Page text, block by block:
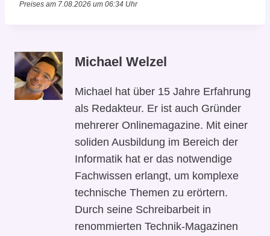
Preises am 7.08.2026 um 06:34 Uhr
Michael Welzel
Michael hat über 15 Jahre Erfahrung
als Redakteur. Er ist auch Gründer
mehrerer Onlinemagazine. Mit einer
soliden Ausbildung im Bereich der
Informatik hat er das notwendige
Fachwissen erlangt, um komplexe
technische Themen zu erörtern.
Durch seine Schreibarbeit in
renommierten Technik-Magazinen